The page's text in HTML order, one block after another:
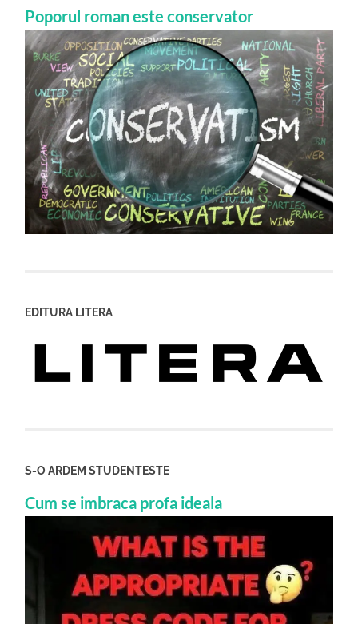
Poporul roman este conservator
EDITURA LITERA
S-O ARDEM STUDENTESTE
Cum se imbraca profa ideala